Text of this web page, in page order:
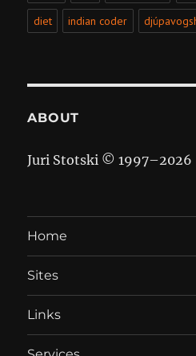
diet indian coder
ABOUT
Juri Stotski © 1997–2026
Home
Sites
Links